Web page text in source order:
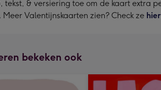
tekst, & versiering toe om de kaart extra
Meer Valentijnskaarten zien? Check ze hier
bekeken ook